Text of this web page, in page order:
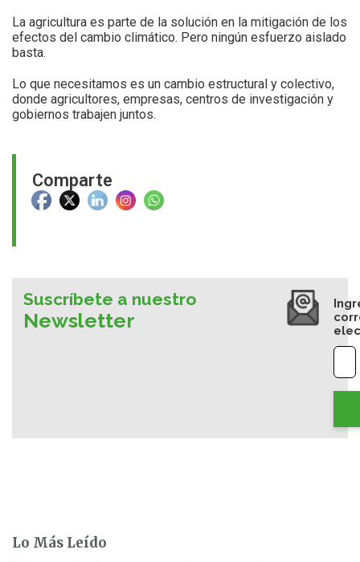
Comparte
La agricultura es parte de la solución en la mitigación de los
efectos del cambio climático. Pero ningún esfuerzo aislado
basta.
Lo que necesitamos es un cambio estructural y colectivo,
donde agricultores, empresas, centros de investigación y
gobiernos trabajen juntos.
Suscríbete a nuestro
Newsletter
Lo Más Leído